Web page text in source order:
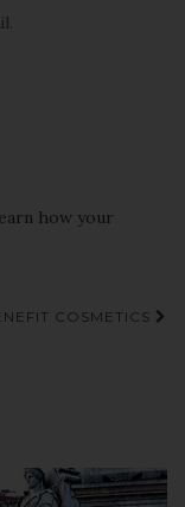
how your
COSMETICS